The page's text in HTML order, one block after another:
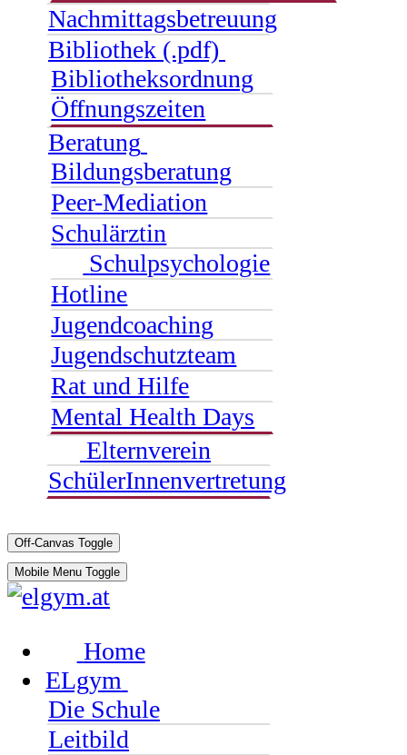
Nachmittagsbetreuung
Bibliothek (.pdf)
Bibliotheksordnung
Öffnungszeiten
Beratung
Bildungsberatung
Peer-Mediation
Schulärztin
Schulpsychologie
Hotline
Jugendcoaching
Jugendschutzteam
Rat und Hilfe
Mental Health Days
Elternverein
SchülerInnenvertretung
Off-Canvas Toggle
Mobile Menu Toggle
Home
ELgym
Die Schule
Leitbild